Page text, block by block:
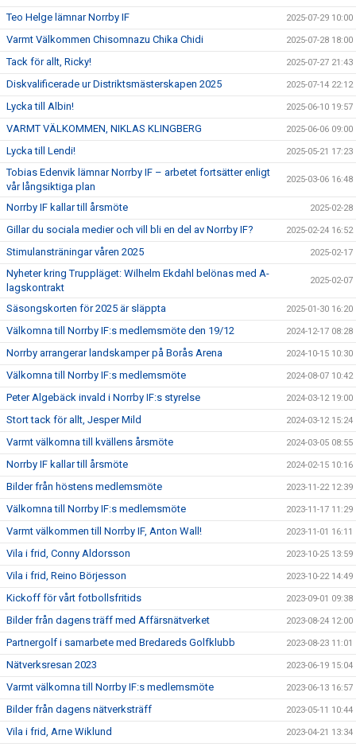
Teo Helge lämnar Norrby IF 2025-07-29 10:00
Varmt Välkommen Chisomnazu Chika Chidi 2025-07-28 18:00
Tack för allt, Ricky! 2025-07-27 21:43
Diskvalificerade ur Distriktsmästerskapen 2025 2025-07-14 22:12
Lycka till Albin! 2025-06-10 19:57
VARMT VÄLKOMMEN, NIKLAS KLINGBERG 2025-06-06 09:00
Lycka till Lendi! 2025-05-21 17:23
Tobias Edenvik lämnar Norrby IF – arbetet fortsätter enligt
vår långsiktiga plan
2025-03-06 16:48
Norrby IF kallar till årsmöte 2025-02-28
Gillar du sociala medier och vill bli en del av Norrby IF? 2025-02-24 16:52
Stimulansträningar våren 2025 2025-02-17
Nyheter kring Truppläget: Wilhelm Ekdahl belönas med A-
lagskontrakt
2025-02-07
Säsongskorten för 2025 är släppta 2025-01-30 16:20
Välkomna till Norrby IF:s medlemsmöte den 19/12 2024-12-17 08:28
Norrby arrangerar landskamper på Borås Arena 2024-10-15 10:30
Välkomna till Norrby IF:s medlemsmöte 2024-08-07 10:42
Peter Algebäck invald i Norrby IF:s styrelse 2024-03-12 19:00
Stort tack för allt, Jesper Mild 2024-03-12 15:24
Varmt välkomna till kvällens årsmöte 2024-03-05 08:55
Norrby IF kallar till årsmöte 2024-02-15 10:16
Bilder från höstens medlemsmöte 2023-11-22 12:39
Välkomna till Norrby IF:s medlemsmöte 2023-11-17 11:29
Varmt välkommen till Norrby IF, Anton Wall! 2023-11-01 16:11
Vila i frid, Conny Aldorsson 2023-10-25 13:59
Vila i frid, Reino Börjesson 2023-10-22 14:49
Kickoff för vårt fotbollsfritids 2023-09-01 09:38
Bilder från dagens träff med Affärsnätverket 2023-08-24 12:00
Partnergolf i samarbete med Bredareds Golfklubb 2023-08-23 11:01
Nätverksresan 2023 2023-06-19 15:04
Varmt välkomna till Norrby IF:s medlemsmöte 2023-06-13 16:57
Bilder från dagens nätverksträff 2023-05-11 10:44
Vila i frid, Arne Wiklund 2023-04-21 13:34